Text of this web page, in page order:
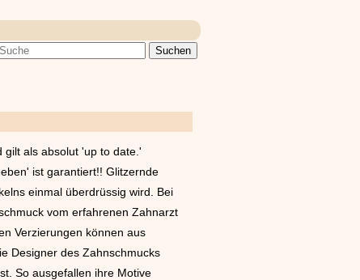
gilt als absolut 'up to date.'
ist garantiert!! Glitzernde
einmal überdrüssig wird. Bei
vom erfahrenen Zahnarzt
Verzierungen können aus
Designer des Zahnschmucks
So ausgefallen ihre Motive